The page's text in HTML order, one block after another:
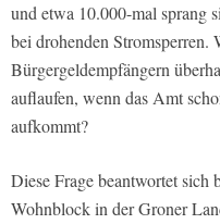
und etwa 10.000-mal sprang
bei drohenden Stromsperren.
Bürgergeldempfängern
auflaufen, wenn das Amt
aufkommt?
Diese Frage beantwortet
Wohnblock in der Groner